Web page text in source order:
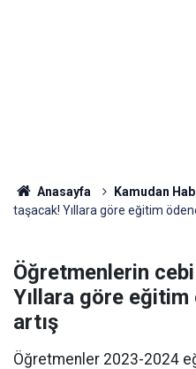
Anasayfa Kamudan
taşacak! Yıllara göre eğitim
Öğretmenlerin
Yıllara göre
artış
Öğretmenler 2023-2024